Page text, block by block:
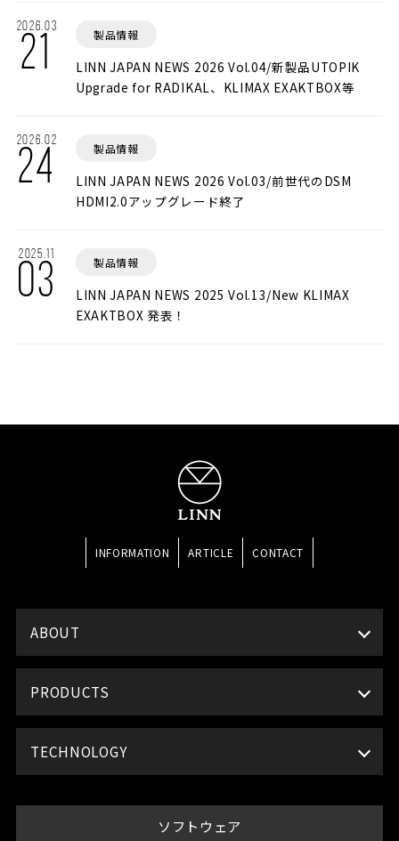
2026.03
21 製品情報
LINN JAPAN NEWS 2026 Vol.04/新製品UTOPIK
Upgrade for RADIKAL、KLIMAX EXAKTBOX等
2026.02
24 製品情報
LINN JAPAN NEWS 2026 Vol.03/前世代のDSM
HDMI2.0アップグレード終了
2025.11
03 製品情報
LINN JAPAN NEWS 2025 Vol.13/New KLIMAX
EXAKTBOX 発表！
INFORMATION ARTICLE CONTACT
ABOUT
PRODUCTS
TECHNOLOGY
ソフトウェア